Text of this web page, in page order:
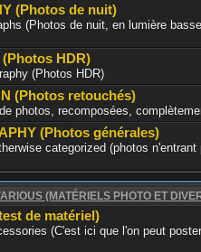
(Photos de nuit)
(Photos de nuit, en lumière
HDR)
(Photos HDR)
(Photos retouchés)
photos, recomposées,
(Photos générales)
categorized (photos
(MATÉRIELS PHOTO ET
de matériel)
(C'est ici que l'on peut